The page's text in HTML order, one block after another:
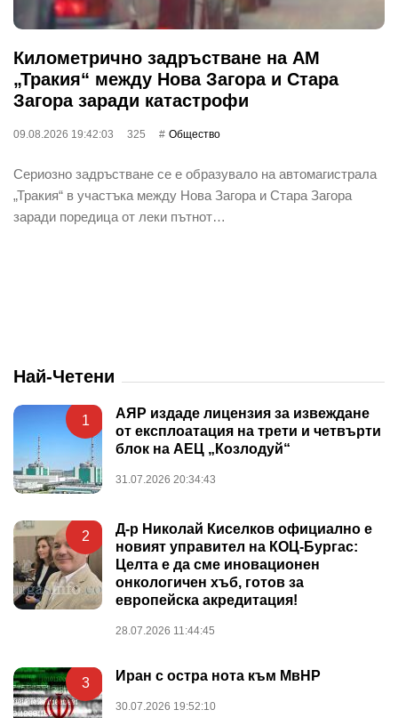
Километрично задръстване на АМ
„Тракия“ между Нова Загора и Стара
Загора заради катастрофи
09.08.2026 19:42:03 325 Общество
Сериозно задръстване се е образувало на автомагистрала
„Тракия“ в участъка между Нова Загора и Стара Загора
заради поредица от леки пътнот…
Най-Четени
1
АЯР издаде лицензия за извеждане
от експлоатация на трети и четвърти
блок на АЕЦ „Козлодуй“
31.07.2026 20:34:43
2
Д-р Николай Киселков официално е
новият управител на КОЦ-Бургас:
Целта е да сме иновационен
онкологичен хъб, готов за
европейска акредитация!
28.07.2026 11:44:45
3 Иран с остра нота към МвНР
30.07.2026 19:52:10